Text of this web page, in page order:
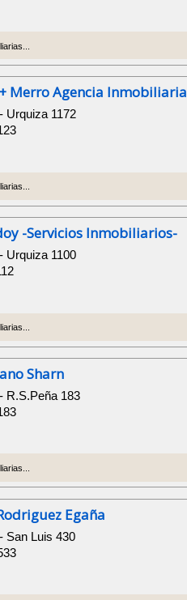
Merro Agencia Inmobiliaria
Urquiza 1172
-Servicios Inmobiliarios-
Urquiza 1100
Sharn
R.S.Peña 183
Egaña
San Luis 430